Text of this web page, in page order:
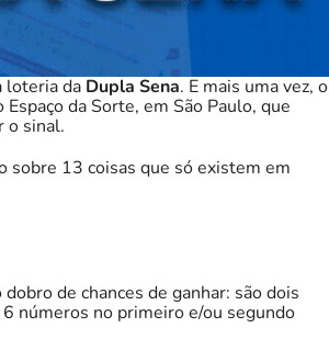
loteria da Dupla Sena. E mais uma vez, o
da Sorte, em São Paulo, que
o sinal.
sobre 13 coisas que só existem em
de chances de ganhar: são dois
números no primeiro e/ou segundo